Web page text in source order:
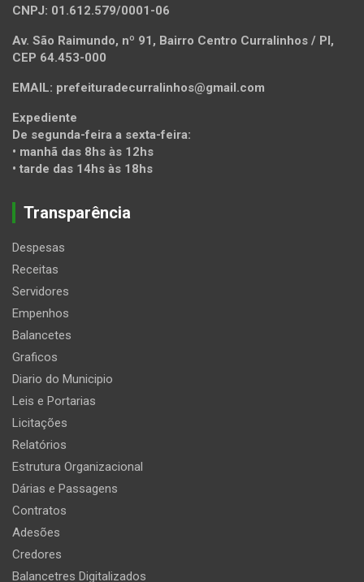
CNPJ: 01.612.579/0001-06
Av. São Raimundo, nº 91, Bairro Centro Curralinhos / PI,
CEP 64.453-000
EMAIL: prefeituradecurralinhos@gmail.com
Expediente
De segunda-feira a sexta-feira:
• manhã das 8hs às 12hs
• tarde das 14hs às 18hs
Transparência
Despesas
Receitas
Servidores
Empenhos
Balancetes
Graficos
Diario do Municipio
Leis e Portarias
Licitações
Relatórios
Estrutura Organizacional
Dárias e Passagens
Contratos
Adesões
Credores
Balancetres Digitalizados